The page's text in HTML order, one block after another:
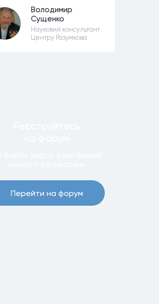
Володимир
Сущенко
Науковий консультант
Центру Разумкова
Перейти на форум